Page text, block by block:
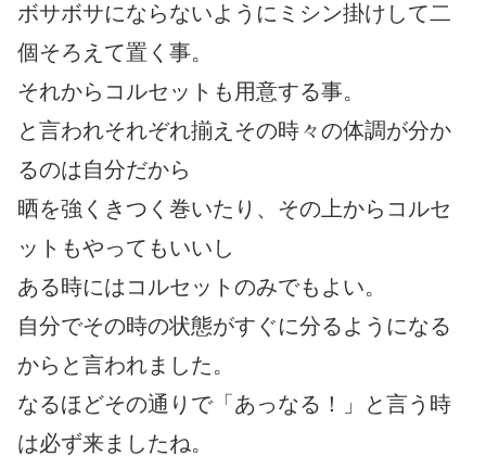
ボサボサにならないようにミシン掛けして二
個そろえて置く事。
それからコルセットも用意する事。
と言われそれぞれ揃えその時々の体調が分か
るのは自分だから
晒を強くきつく巻いたり、その上からコルセ
ットもやってもいいし
ある時にはコルセットのみでもよい。
自分でその時の状態がすぐに分るようになる
からと言われました。
なるほどその通りで「あっなる！」と言う時
は必ず来ましたね。